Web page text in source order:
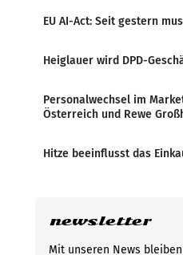
EU AI-Act: Seit gestern
Heiglauer wird DPD-
Personalwechsel im
Österreich und Rewe
Hitze beeinflusst das
newsletter
Mit unseren News